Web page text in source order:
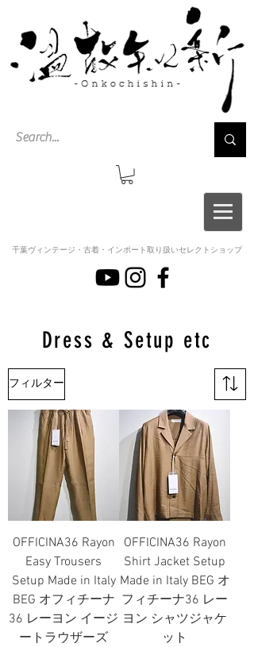
千葉ヴィンテージ・古着・インポート取り扱いセレクトショップ
Dress & Setup etc
フィルター
OFFICINA36 Rayon
Easy Trousers
Setup Made in Italy
BEG オフィチーナ
36 レーヨン イージ
ートラウザーズ
OFFICINA36 Rayon
Shirt Jacket Setup
Made in Italy BEG オ
フィチーナ36 レー
ヨン シャツジャケ
ット